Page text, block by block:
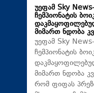
უეფამ Sky
ჩემპიონატის
მიმართ ნდობა
უეფამ Sky
ჩემპიონატის
მიმართ ნდობა
რომ ფიფას